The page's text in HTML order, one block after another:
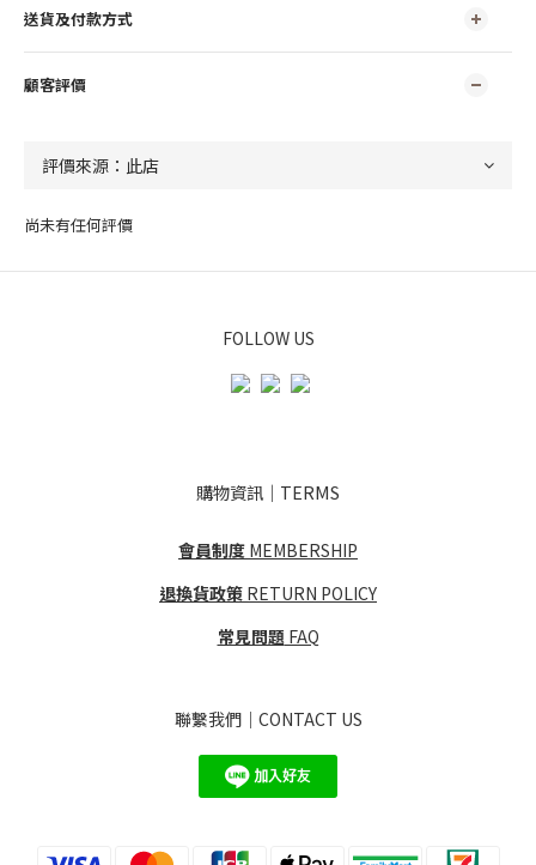
送貨及付款方式
顧客評價
尚未有任何評價
FOLLOW US
購物資訊｜TERMS
會員制度 MEMBERSHIP
退換貨政策 RETURN POLICY
常見問題 FAQ
聯繫我們｜CONTACT US